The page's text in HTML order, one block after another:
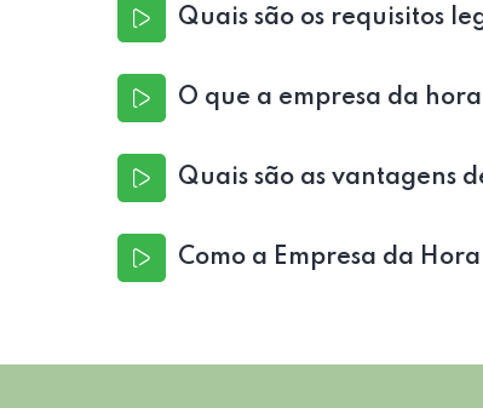
Quais são os requisitos
O que a empresa da
Quais são as vantagens
Como a Empresa da